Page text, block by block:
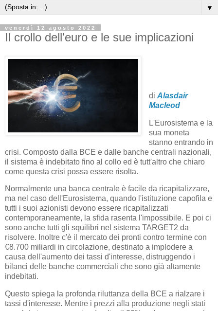
▼
venerdì 12 agosto 2022
Il crollo dell'euro e le sue implicazioni
di Alasdair
Macleod
L'Eurosistema e la
sua moneta
stanno entrando in
crisi. Composto dalla BCE e dalle banche centrali nazionali,
il sistema è indebitato fino al collo ed è tutt'altro che chiaro
come questa crisi possa essere risolta.
Normalmente una banca centrale è facile da ricapitalizzare,
ma nel caso dell'Eurosistema, quando l'istituzione capofila e
tutti i suoi azionisti devono essere ricapitalizzati
contemporaneamente, la sfida rasenta l'impossibile. E poi ci
sono anche tutti gli squilibri nel sistema TARGET2 da
risolvere. Inoltre c'è il mercato dei pronti contro termine con
€8.700 miliardi in circolazione, destinato a implodere a
causa dell'aumento dei tassi d'interesse, distruggendo i
bilanci delle banche commerciali che sono già altamente
indebitati.
Questo spiega la profonda riluttanza della BCE a rialzare i
tassi d'interesse. Mentre i prezzi alla produzione negli stati